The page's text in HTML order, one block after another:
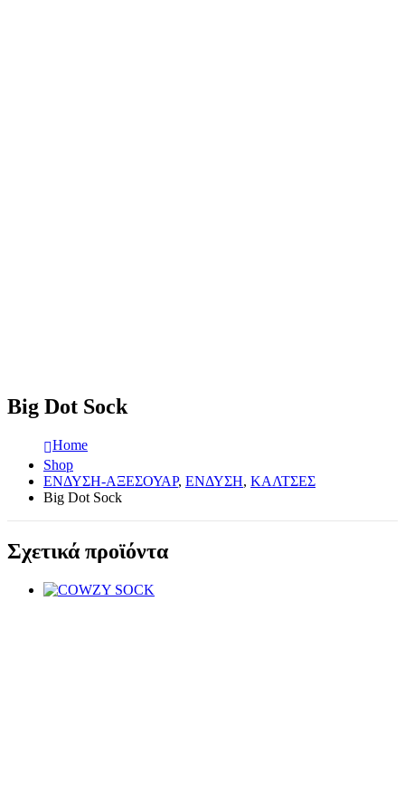
Big Dot Sock
Home
Shop
ΕΝΔΥΣΗ-ΑΞΕΣΟΥΑΡ, ΕΝΔΥΣΗ, ΚΑΛΤΣΕΣ
Big Dot Sock
Σχετικά προϊόντα